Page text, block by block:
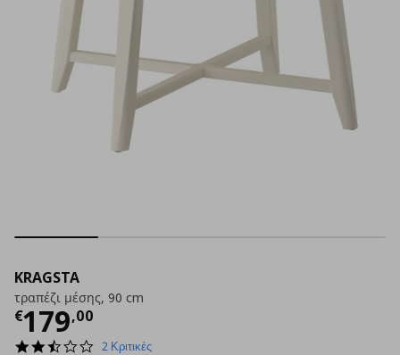
KRAGSTA
τραπέζι μέσης, 90 cm
€179,00
Τρέχουσα τιμή
2.5
2 Κριτικές